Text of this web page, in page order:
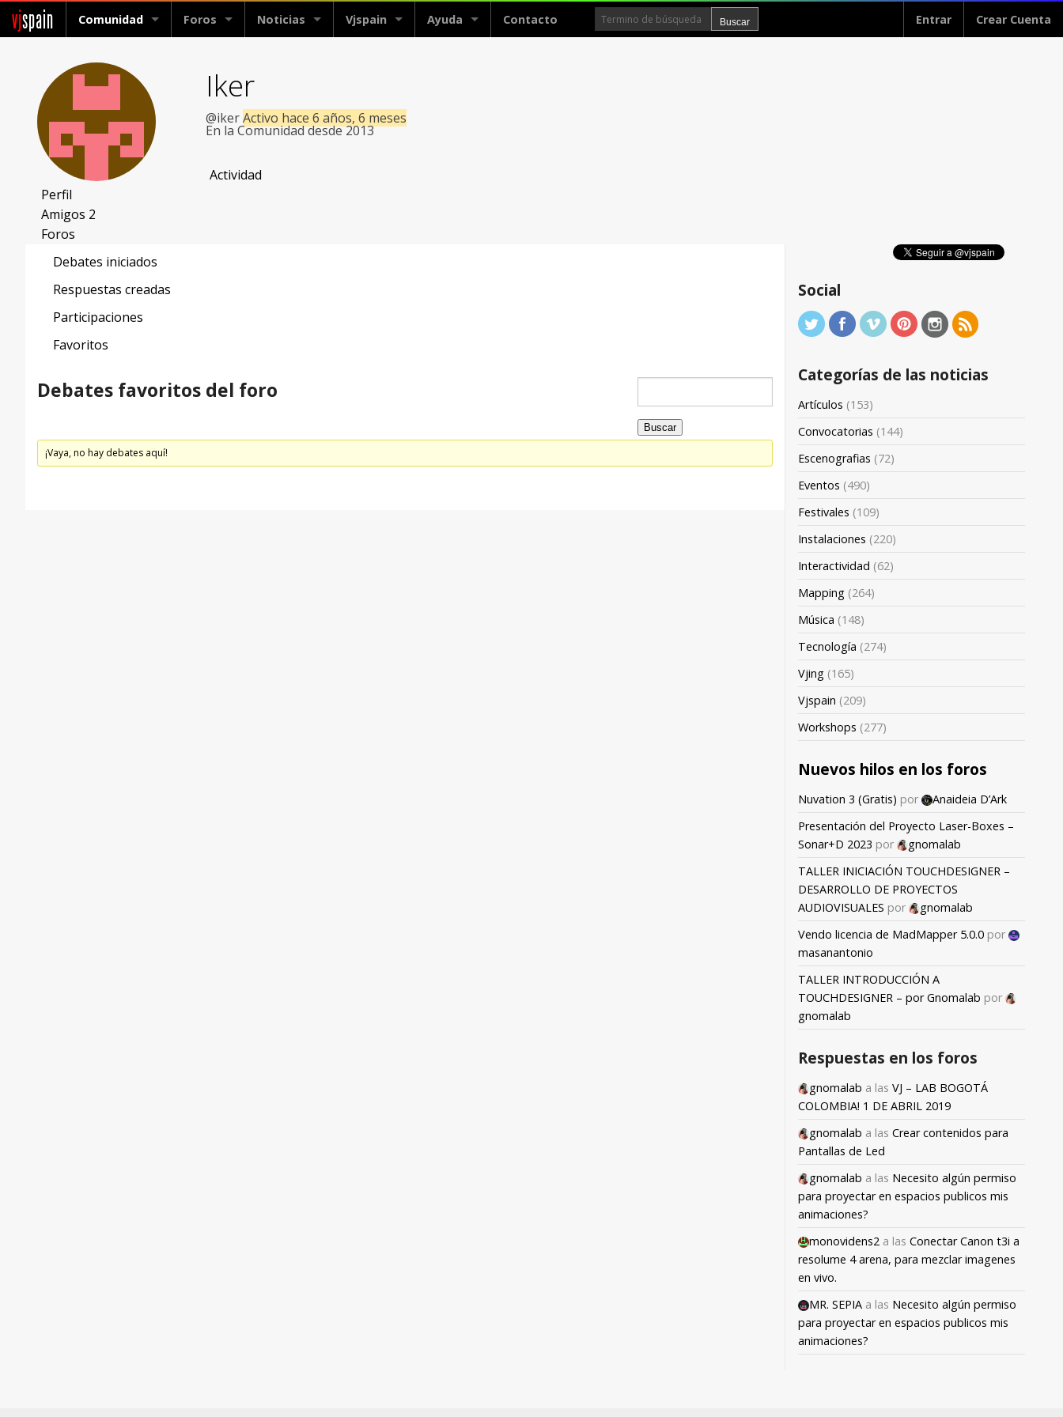
vjspain Comunidad Foros Noticias Vjspain Ayuda Contacto Entrar Crear Cuenta
Iker
@ikerActivo hace 6 años, 6 meses
En la Comunidad desde 2013
Actividad
Perfil
Amigos 2
Foros
Debates iniciados
Respuestas creadas
Participaciones
Favoritos
Debates favoritos del foro
¡Vaya, no hay debates aquí!
Social
Categorías de las noticias
Artículos (153)
Convocatorias (144)
Escenografias (72)
Eventos (490)
Festivales (109)
Instalaciones (220)
Interactividad (62)
Mapping (264)
Música (148)
Tecnología (274)
Vjing (165)
Vjspain (209)
Workshops (277)
Nuevos hilos en los foros
Nuvation 3 (Gratis) por
Anaideia D’Ark
Presentación del Proyecto Laser-Boxes –
Sonar+D 2023 por
gnomalab
TALLER INICIACIÓN TOUCHDESIGNER –
DESARROLLO DE PROYECTOS
AUDIOVISUALES por
gnomalab
Vendo licencia de MadMapper 5.0.0 por
masanantonio
TALLER INTRODUCCIÓN A
TOUCHDESIGNER – por Gnomalab por
gnomalab
Respuestas en los foros
gnomalab a las VJ – LAB BOGOTÁ
COLOMBIA! 1 DE ABRIL 2019
gnomalab a las Crear contenidos para
Pantallas de Led
gnomalab a las Necesito algún permiso
para proyectar en espacios publicos mis
animaciones?
monovidens2 a las Conectar Canon t3i a
resolume 4 arena, para mezclar imagenes
en vivo.
MR. SEPIA a las Necesito algún permiso
para proyectar en espacios publicos mis
animaciones?